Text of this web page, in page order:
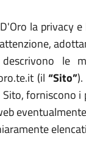
la privacy
le
(il“Sito”
forniscono